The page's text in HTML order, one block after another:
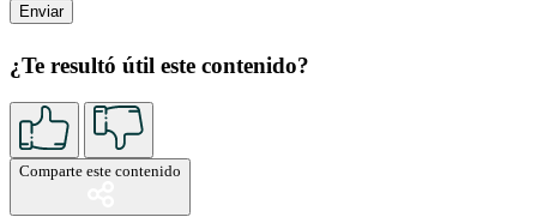
¿Te resultó útil este contenido?
Comparte este contenido